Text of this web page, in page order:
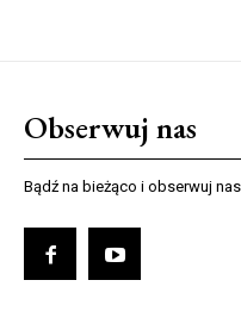
Obserwuj nas
Bądź na bieżąco i obserwuj